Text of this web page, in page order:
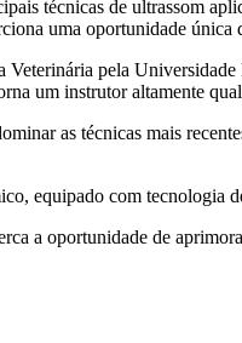
técnicas de ultrassom
uma oportunidade
pela Universidade
um instrutor altamente
as técnicas mais
equipado com tecnologia
a oportunidade de